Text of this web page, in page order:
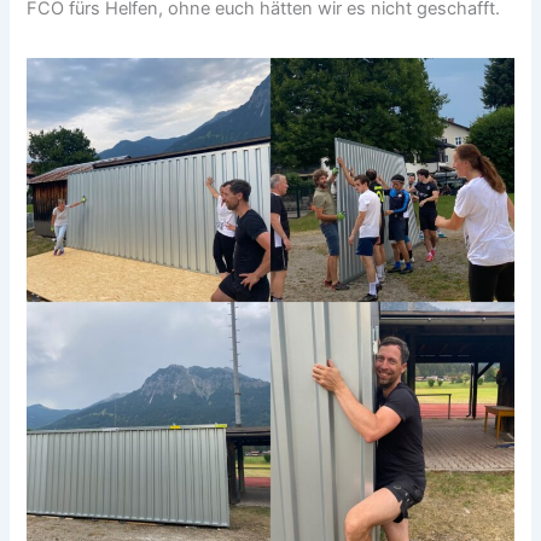
FCO fürs Helfen, ohne euch hätten wir es nicht geschafft.